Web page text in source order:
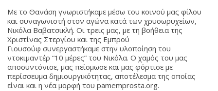
Με το Θανάση γνωριστήκαμε μέσω του κοινού μας φίλου
και συναγωνιστή στον αγώνα κατά των χρυσωρυχείων,
Νικόλα Βαβατσικλή. Οι τρεις μας, με τη βοήθεια της
Χριστίνας Στεργίου και της Εμπρού
Γιουσούφ συνεργαστήκαμε στην υλοποίηση του
ντοκιμαντέρ “10 μέρες” του Νικόλα. Ο χαμός του μας
αποσυντόνισε, μας πείσμωσε και μας φόρτισε με
περίσσευμα δημιουργικότητας, αποτέλεσμα της οποίας
είναι και η νέα μορφή του pamemprosta.org.